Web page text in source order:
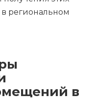
в региональном
в